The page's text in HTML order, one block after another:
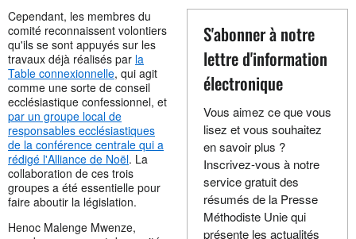
S'abonner à notre
lettre d'information
électronique
Vous aimez ce que vous
lisez et vous souhaitez
en savoir plus ?
Inscrivez-vous à notre
service gratuit des
résumés de la Presse
Méthodiste Unie qui
présente les actualités
Cependant, les membres du
comité reconnaissent volontiers
qu'ils se sont appuyés sur les
travaux déjà réalisés par la
Table connexionnelle, qui agit
comme une sorte de conseil
ecclésiastique confessionnel, et
par un groupe local de
responsables ecclésiastiques
de la conférence centrale qui a
rédigé l'Alliance de Noël. La
collaboration de ces trois
groupes a été essentielle pour
faire aboutir la législation.
Henoc Malenge Mwenze,